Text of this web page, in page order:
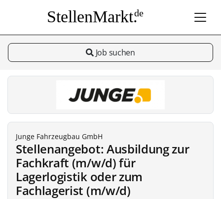
StellenMarkt.de
Job suchen
Junge Fahrzeugbau GmbH
Stellenangebot: Ausbildung zur
Fachkraft (m/w/d) für
Lagerlogistik oder zum
Fachlagerist (m/w/d)